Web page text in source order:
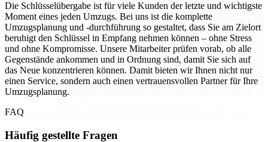
Die Schlüsselübergabe ist für viele Kunden der letzte und wichtigste
Moment eines jeden Umzugs. Bei uns ist die komplette
Umzugsplanung und -durchführung so gestaltet, dass Sie am Zielort
beruhigt den Schlüssel in Empfang nehmen können – ohne Stress
und ohne Kompromisse. Unsere Mitarbeiter prüfen vorab, ob alle
Gegenstände ankommen und in Ordnung sind, damit Sie sich auf
das Neue konzentrieren können. Damit bieten wir Ihnen nicht nur
einen Service, sondern auch einen vertrauensvollen Partner für Ihre
Umzugsplanung.
FAQ
Häufig gestellte Fragen